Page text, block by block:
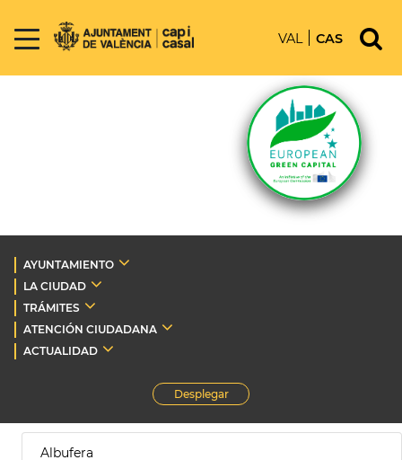
VAL CAS
AYUNTAMIENTO
LA CIUDAD
TRÁMITES
ATENCIÓN CIUDADANA
ACTUALIDAD
Desplegar
Albufera